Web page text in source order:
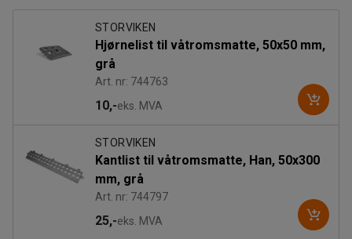
STORVIKEN
Hjørnelist til våtromsmatte, 50x50 mm,
grå
Art. nr: 744763
10,-eks. MVA
STORVIKEN
Kantlist til våtromsmatte, Han, 50x300
mm, grå
Art. nr: 744797
25,-eks. MVA